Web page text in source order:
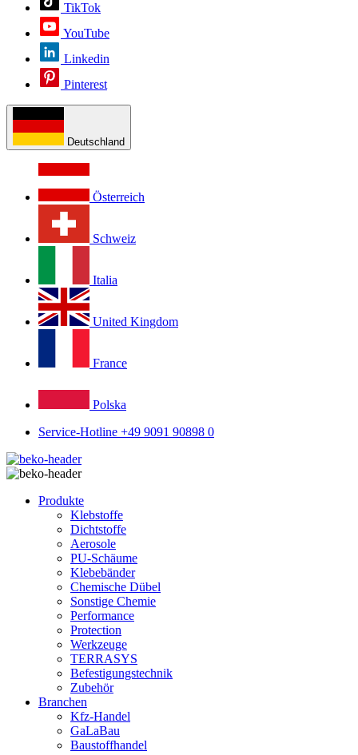
TikTok
YouTube
Linkedin
Pinterest
Deutschland
Österreich
Schweiz
Italia
United Kingdom
France
Polska
Service-Hotline +49 9091 90898 0
Produkte
Klebstoffe
Dichtstoffe
Aerosole
PU-Schäume
Klebebänder
Chemische Dübel
Sonstige Chemie
Performance
Protection
Werkzeuge
TERRASYS
Befestigungstechnik
Zubehör
Branchen
Kfz-Handel
GaLaBau
Baustoffhandel